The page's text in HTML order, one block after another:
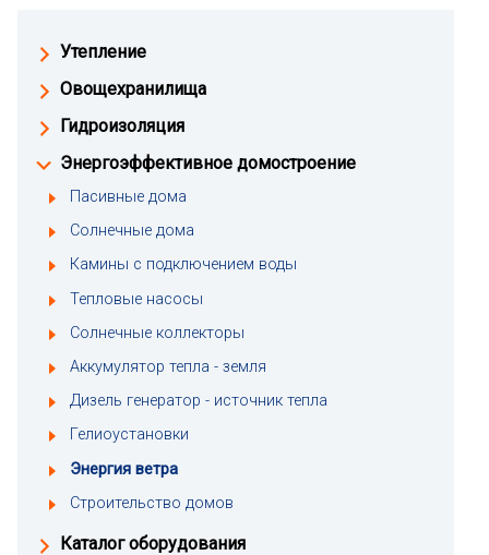
Утепление
Овощехранилища
Гидроизоляция
Энергоэффективное домостроение
Пасивные дома
Солнечные дома
Камины с подключением воды
Тепловые насосы
Солнечные коллекторы
Аккумулятор тепла - земля
Дизель генератор - источник тепла
Гелиоустановки
Энергия ветра
Строительство домов
Каталог оборудования